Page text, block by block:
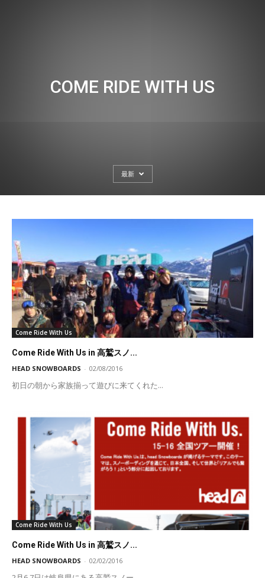
COME RIDE WITH US
最新
Come Ride With Us
Come Ride With Us in 高鷲スノ...
HEAD SNOWBOARDS - 02/08/2016
初日の朝から家族揃って遊びに来てくれた...
Come Ride With Us
Come Ride With Us in 高鷲スノ...
HEAD SNOWBOARDS - 02/02/2016